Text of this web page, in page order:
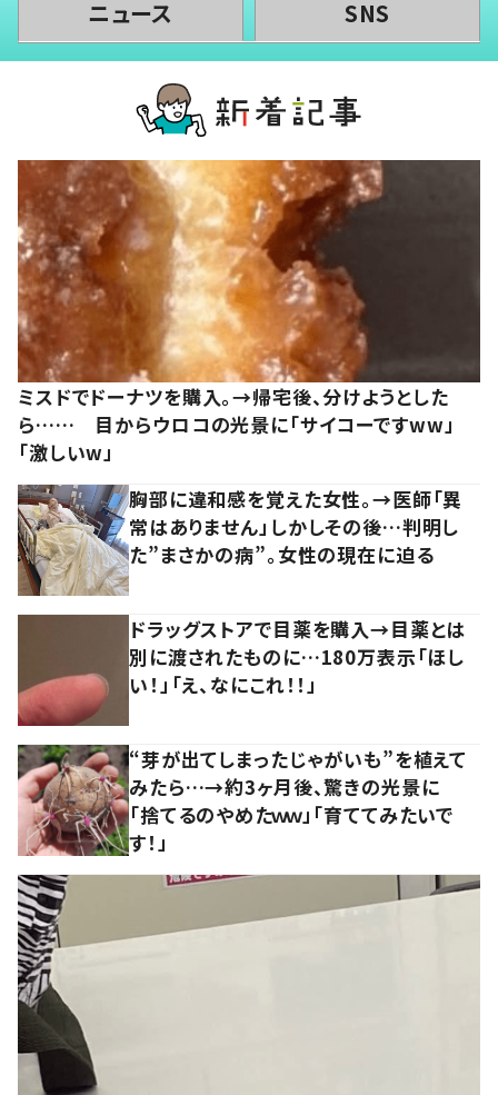
ニュース SNS
ミスドでドーナツを購入。→帰宅後、分けようとした
ら…… 目からウロコの光景に「サイコーですww」
「激しいw」
胸部に違和感を覚えた女性。→医師「異
常はありません」しかしその後…判明し
た”まさかの病”。女性の現在に迫る
ドラッグストアで目薬を購入→目薬とは
別に渡されたものに…180万表示「ほし
い！」「え、なにこれ！！」
“芽が出てしまったじゃがいも”を植えて
みたら…→約3ヶ月後、驚きの光景に
「捨てるのやめたｗｗ」「育ててみたいで
す！」